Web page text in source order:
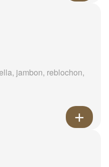
jambon, reblochon,